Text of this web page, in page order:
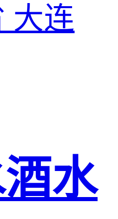
大连
水